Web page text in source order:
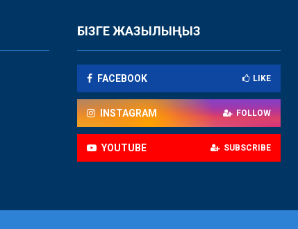
БІЗГЕ ЖАЗЫЛЫҢЫЗ
FACEBOOK LIKE
INSTAGRAM FOLLOW
YOUTUBE SUBSCRIBE